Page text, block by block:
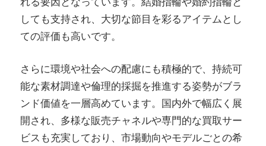
しても支持され、大切な節目を彩るアイテムとし
ての評価も高いです。
さらに環境や社会への配慮にも積極的で、持続可
能な素材調達や倫理的採掘を推進する姿勢がブラ
ンド価値を一層高めています。国内外で幅広く展
開され、多様な販売チャネルや専門的な買取サー
ビスも充実しており、市場動向やモデルごとの希